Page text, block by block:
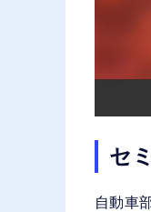
セ
自動車